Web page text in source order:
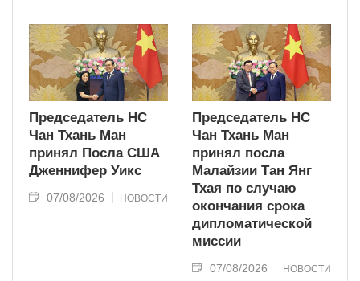
Председатель НС
Чан Тхань Ман
принял Посла США
Дженнифер Уикс
07/08/2026 НОВОСТИ
Председатель НС
Чан Тхань Ман
принял посла
Малайзии Тан Янг
Тхая по случаю
окончания срока
дипломатической
миссии
07/08/2026 НОВОСТИ